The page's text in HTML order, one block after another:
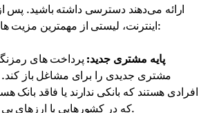
ارائه می‌دهند دسترسی داشته باشید. پس
اینترنت، لیستی از مهمترین مزیت ها برای شما وجود دارد:
پایه مشتری جدید: پرداخت های
مشتری جدیدی را برای مشاغل باز کند.
افرادی هستند که بانکی ندارند یا فاقد بانک
که در کشورهایی با ارزهای بی ثبات زندگی می کنند.